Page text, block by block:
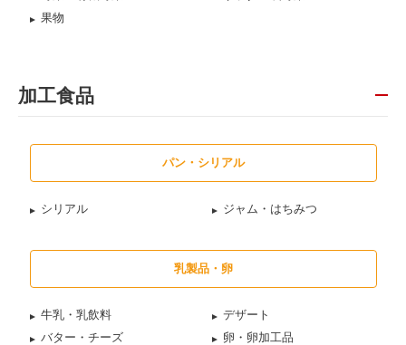
果物
加工食品
パン・シリアル
シリアル ジャム・はちみつ
乳製品・卵
牛乳・乳飲料
デザート
バター・チーズ
卵・卵加工品